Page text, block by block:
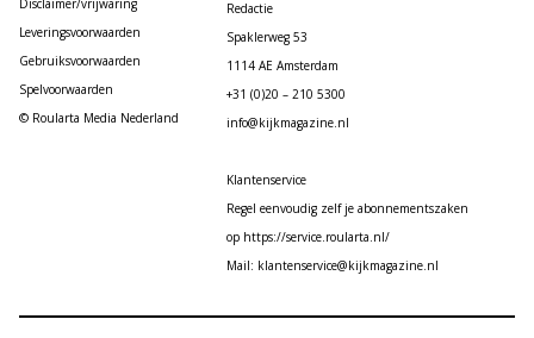
Disclaimer/vrijwaring
Leveringsvoorwaarden
Gebruiksvoorwaarden
Spelvoorwaarden
© Roularta Media Nederland
Redactie
Spaklerweg 53
1114 AE Amsterdam
+31 (0)20 – 210 5300
info@kijkmagazine.nl
Klantenservice
Regel eenvoudig zelf je abonnementszaken
op https://service.roularta.nl/
Mail: klantenservice@kijkmagazine.nl